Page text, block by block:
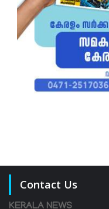
Contact Us